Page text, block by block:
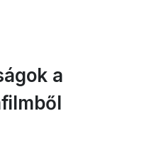
a